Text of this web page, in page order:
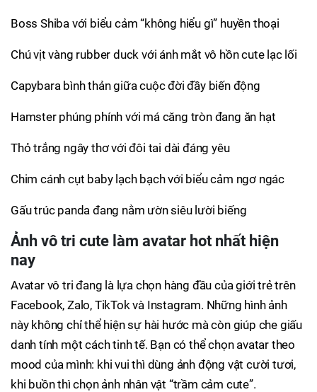
Boss Shiba với biểu cảm “không hiểu gì” huyền thoại
Chú vịt vàng rubber duck với ánh mắt vô hồn cute lạc lối
Capybara bình thản giữa cuộc đời đầy biến động
Hamster phúng phính với má căng tròn đang ăn hạt
Thỏ trắng ngây thơ với đôi tai dài đáng yêu
Chim cánh cụt baby lạch bạch với biểu cảm ngơ ngác
Gấu trúc panda đang nằm ườn siêu lười biếng
Ảnh vô tri cute làm avatar hot nhất hiện
nay
Avatar vô tri đang là lựa chọn hàng đầu của giới trẻ trên
Facebook, Zalo, TikTok và Instagram. Những hình ảnh
này không chỉ thể hiện sự hài hước mà còn giúp che giấu
danh tính một cách tinh tế. Bạn có thể chọn avatar theo
mood của mình: khi vui thì dùng ảnh động vật cười tươi,
khi buồn thì chọn ảnh nhân vật “trầm cảm cute”.